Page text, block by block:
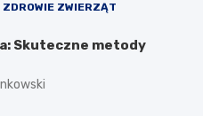
ZDROWIE ZWIERZĄT
Skuteczne metody